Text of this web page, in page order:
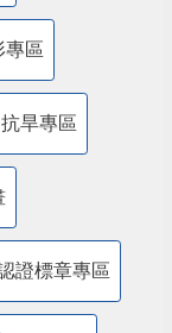
專區
抗旱專區
證標章專區